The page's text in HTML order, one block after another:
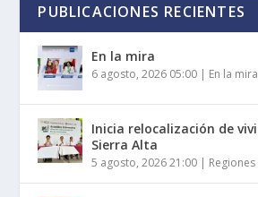
PUBLICACIONES RECIENTES
En la mira
6 agosto, 2026 05:00 | En la mira
Inicia relocalización de
Sierra Alta
5 agosto, 2026 21:00 | Regiones